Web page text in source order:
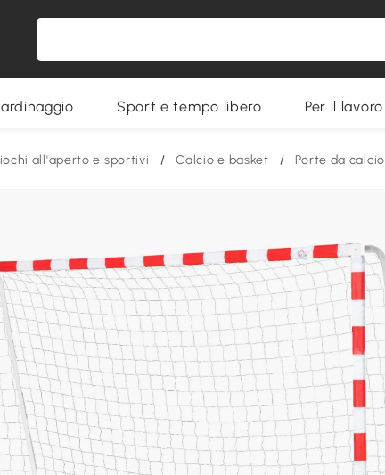
Sport e tempo libero Per il lavoro
all'aperto e sportivi / Calcio e basket / Porte da calcio